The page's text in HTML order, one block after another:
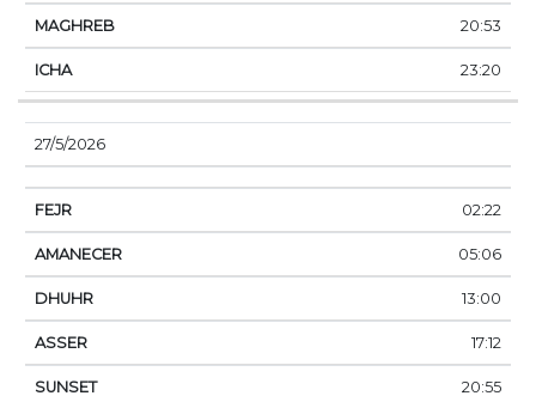
20:53
23:20
27/5/2026
02:22
05:06
13:00
17:12
20:55